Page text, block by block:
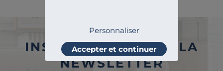
Personnaliser
Accepter et continuer
INSCRIVEZ-VOUS À LA
NEWSLETTER